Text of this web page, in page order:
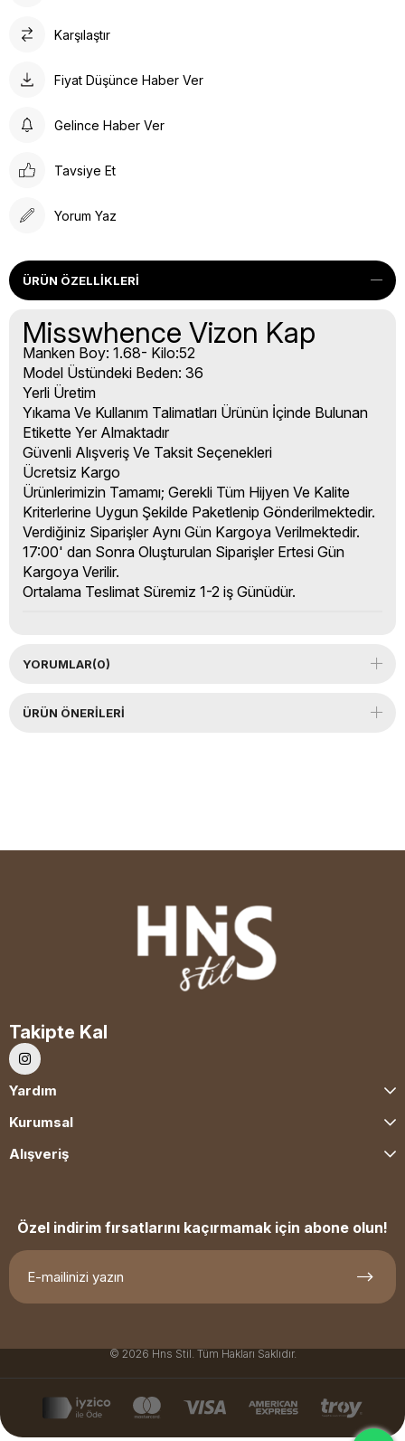
Karşılaştır
Fiyat Düşünce Haber Ver
Gelince Haber Ver
Tavsiye Et
Yorum Yaz
ÜRÜN ÖZELLIKLERI
Misswhence Vizon Kap
Manken Boy: 1.68- Kilo:52
Model Üstündeki Beden: 36
Yerli Üretim
Yıkama Ve Kullanım Talimatları Ürünün İçinde Bulunan
Etikette Yer Almaktadır
Güvenli Alışveriş Ve Taksit Seçenekleri
Ücretsiz Kargo
Ürünlerimizin Tamamı; Gerekli Tüm Hijyen Ve Kalite
Kriterlerine Uygun Şekilde Paketlenip Gönderilmektedir.
Verdiğiniz Siparişler Aynı Gün Kargoya Verilmektedir.
17:00' dan Sonra Oluşturulan Siparişler Ertesi Gün
Kargoya Verilir.
Ortalama Teslimat Süremiz 1-2 iş Günüdür.
YORUMLAR(0)
ÜRÜN ÖNERILERI
Takipte Kal
Yardım
Kurumsal
Alışveriş
Özel indirim fırsatlarını kaçırmamak için abone olun!
© 2026 Hns Stil. Tüm Hakları Saklıdır.